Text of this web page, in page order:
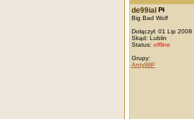
de99ial
Big Bad Wolf
Dołączył: 01 Lip 2008
Skąd: Lublin
Status: offline
Grupy:
AntyWiP